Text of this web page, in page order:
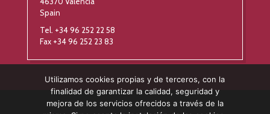
Spain
Tel. +34 96 252 22 58
Fax +34 96 252 23 83
Utilizamos cookies propias y de terceros, con la
finalidad de garantizar la calidad, seguridad y
mejora de los servicios ofrecidos a través de la